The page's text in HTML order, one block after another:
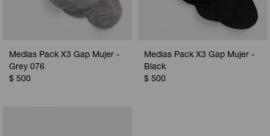
Medias Pack X3 Gap Mujer -
Grey 076
$ 500
Medias Pack X3 Gap Mujer -
Black
$ 500